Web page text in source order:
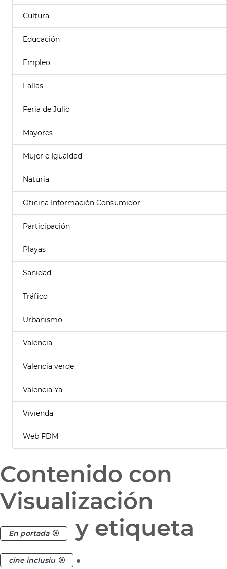
Cultura
Educación
Empleo
Fallas
Feria de Julio
Mayores
Mujer e Igualdad
Naturia
Oficina Información Consumidor
Participación
Playas
Sanidad
Tráfico
Urbanismo
Valencia
Valencia verde
Valencia Ya
Vivienda
Web FDM
Contenido con
Visualización
En portada y etiqueta
cine inclusiu .